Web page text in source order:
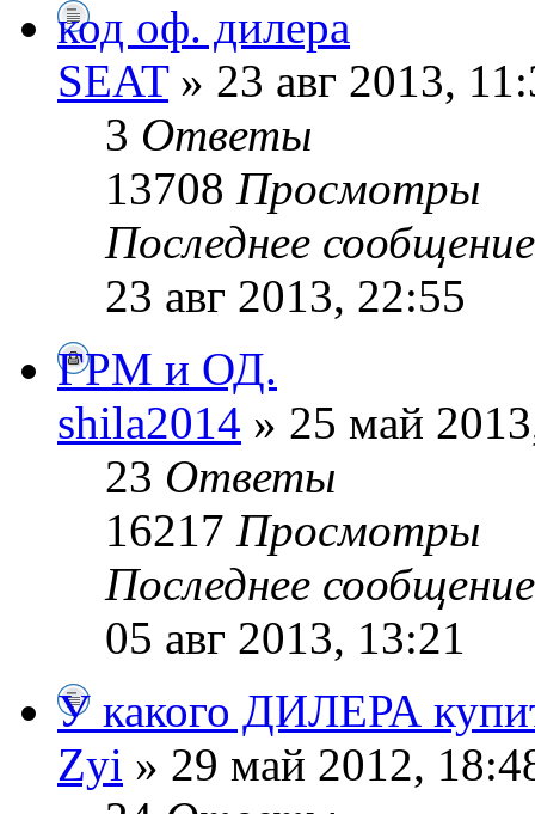
код оф. дилера
SEAT» 23 авг 2013,
3 Ответы
13708 Просмотры
Последнее
23 авг 2013, 22:55
ГРМ и ОД.
shila2014 » 25 май
23 Ответы
16217 Просмотры
Последнее
05 авг 2013, 13:21
У какого ДИЛЕРА
Zyi » 29 май 2012,